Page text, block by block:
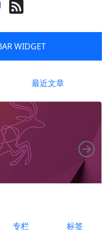
WIDGET
最近文章
向
专栏 标签